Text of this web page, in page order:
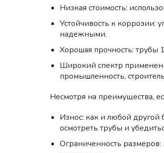
Низкая стоимость:
Устойчивость к коррозии:
надежными.
Хорошая прочность:
Широкий спектр
промышленность,
Несмотря на преимущества,
Износ: как и любой другой
осмотреть трубы и
Ограниченность